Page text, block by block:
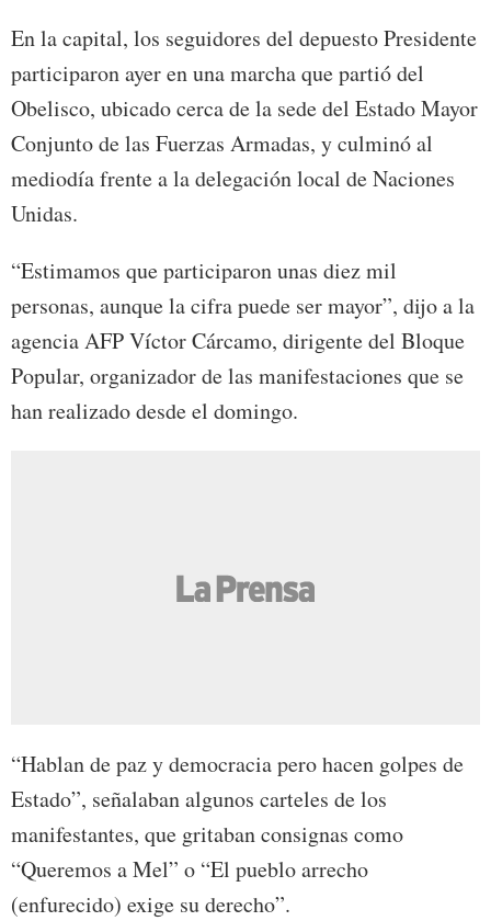
En la capital, los seguidores del depuesto Presidente
participaron ayer en una marcha que partió del
Obelisco, ubicado cerca de la sede del Estado Mayor
Conjunto de las Fuerzas Armadas, y culminó al
mediodía frente a la delegación local de Naciones
Unidas.
“Estimamos que participaron unas diez mil
personas, aunque la cifra puede ser mayor”, dijo a la
agencia AFP Víctor Cárcamo, dirigente del Bloque
Popular, organizador de las manifestaciones que se
han realizado desde el domingo.
“Hablan de paz y democracia pero hacen golpes de
Estado”, señalaban algunos carteles de los
manifestantes, que gritaban consignas como
“Queremos a Mel” o “El pueblo arrecho
(enfurecido) exige su derecho”.